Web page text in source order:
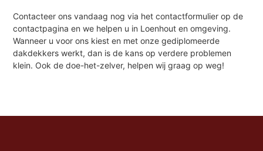
Contacteer ons vandaag nog via het contactformulier op de
contactpagina en we helpen u in Loenhout en omgeving.
Wanneer u voor ons kiest en met onze gediplomeerde
dakdekkers werkt, dan is de kans op verdere problemen
klein. Ook de doe-het-zelver, helpen wij graag op weg!